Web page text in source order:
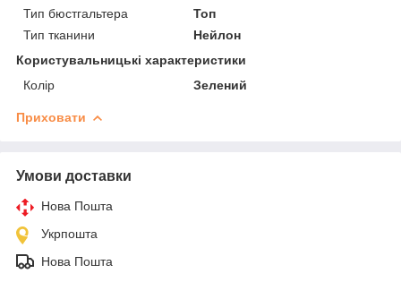
Тип бюстгальтера
Топ
Тип тканини
Нейлон
Користувальницькі характеристики
Колір
Зелений
Приховати
Умови доставки
Нова Пошта
Укрпошта
Нова Пошта